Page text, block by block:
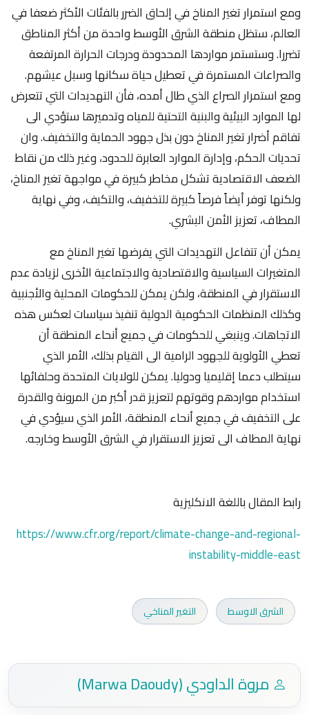
ومع استمرار تغير المناخ في إلحاق الضرر بالفئات الأكثر ضعفا في
العالم، ستظل منطقة الشرق الأوسط واحدة من أكثر المناطق
تضررا. وستستمر مواردها المحدودة ودرجات الحرارة المرتفعة
والصراعات المستمرة في تعطيل حياة سكانها وسبل عيشهم.
ومع استمرار الصراع الذي طال أمده، فأن التهديدات التي تتعرض
لها الموارد البيئية والبنية التحتية للمياه وتدميرها ستؤدي الى
تفاقم أضرار تغير المناخ دون بذل جهود الحماية والتخفيف. وان
تحديات الحكم، وإدارة الموارد العابرة للحدود، وغير ذلك من نقاط
الضعف الاقتصادية تشكل مخاطر كبيرة في مواجهة تغير المناخ،
ولكنها توفر أيضاً فرصاً كبيرة للتخفيف، والتكيف، وفي نهاية
المطاف، تعزيز الأمن البشري.
يمكن أن تتفاعل التهديدات التي يفرضها تغير المناخ مع
المتغيرات السياسية والاقتصادية والاجتماعية الأخرى لزيادة عدم
الاستقرار في المنطقة، ولكن يمكن للحكومات المحلية والأجنبية
وكذلك المنظمات الحكومية الدولية تنفيذ سياسات لعكس هذه
الاتجاهات. وينبغي للحكومات في جميع أنحاء المنطقة أن
تعطي الأولوية للجهود الرامية الى القيام بذلك، الأمر الذي
سيتطلب دعما إقليميا ودوليا. يمكن للولايات المتحدة وحلفائها
استخدام مواردهم وقوتهم لتعزيز قدر أكبر من المرونة والقدرة
على التخفيف في جميع أنحاء المنطقة، الأمر الذي سيؤدي في
نهاية المطاف الى تعزيز الاستقرار في الشرق الأوسط وخارجه.
رابط المقال باللغة الانكليزية
https://www.cfr.org/report/climate-change-and-regional-
instability-middle-east
الشرق الاوسط التغير المناخي
مروة الداودي (Marwa Daoudy)